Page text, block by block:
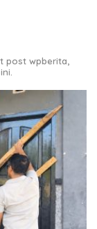
post wpberita,